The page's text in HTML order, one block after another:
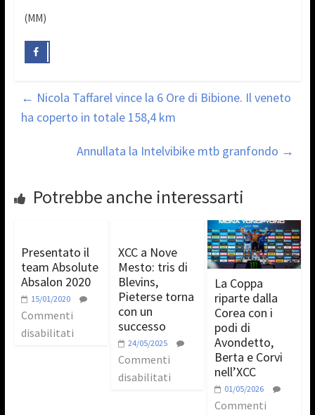
(MM)
← Nicola Taffarel vince la 6 Ore di Bibione. Il veneto
ha coperto in totale 158,4 km
Annullata la Intelvibike mtb granfondo →
Potrebbe anche interessarti
Presentato il
team Absolute
Absalon 2020
15/01/2020
Commenti
disabilitati
XCC a Nove
Mesto: tris di
Blevins,
Pieterse torna
con un
successo
24/05/2025
Commenti
disabilitati
La Coppa
riparte dalla
Corea con i
podi di
Avondetto,
Berta e Corvi
nell’XCC
01/05/2026
Commenti